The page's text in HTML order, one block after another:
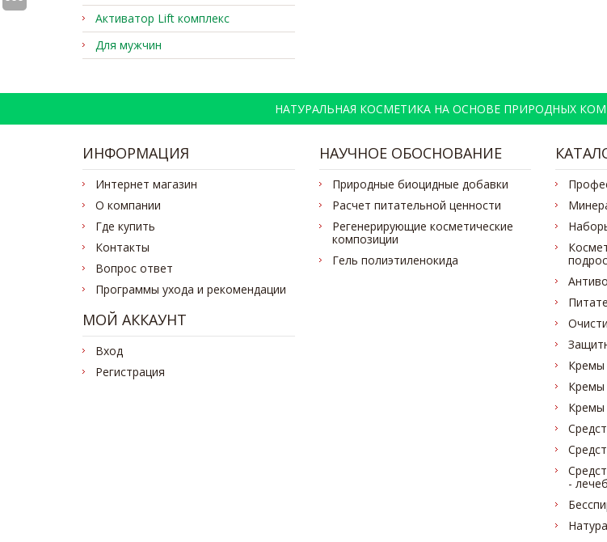
Активатор Lift комплекс
Для мужчин
НАТУРАЛЬНАЯ КОСМЕТИКА НА ОСНОВЕ ПРИРОДНЫХ
ИНФОРМАЦИЯ
Интернет магазин
О компании
Где купить
Контакты
Вопрос ответ
Программы ухода и рекомендации
МОЙ АККАУНТ
Вход
Регистрация
НАУЧНОЕ ОБОСНОВАНИЕ
Природные биоцидные добавки
Расчет питательной ценности
Регенерирующие косметические
композиции
Гель полиэтиленокида
Кремы
Кремы
Кремы
-